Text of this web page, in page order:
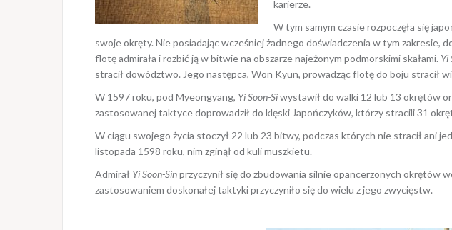
karierze.
W tym samym czasie rozpoczęła się
swoje okręty. Nie posiadając wcześniej żadnego doświadczenia w tym zakresie,
flotę admirała i rozbić ją w bitwie na obszarze najeżonym podmorskimi skałami. Yi
stracił dowództwo. Jego następca, Won Kyun, prowadząc flotę do boju stracił
W 1597 roku, pod Myeongyang, Yi Soon-Siwystawił do walki 12 lub 13 okrętów
zastosowanej taktyce doprowadził do klęski Japończyków, którzy stracili 31
W ciągu swojego życia stoczył 22 lub 23 bitwy, podczas których nie stracił ani
listopada 1598 roku, nim zginął od kuli muszkietu.
Admirał Yi Soon-Sinprzyczynił się do zbudowania silnie opancerzonych okrętów
zastosowaniem doskonałej taktyki przyczyniło się do wielu z jego zwycięstw.